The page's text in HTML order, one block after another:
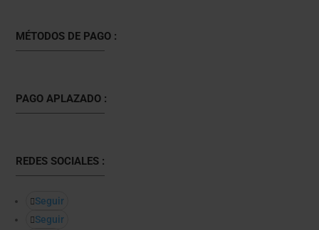
MÉTODOS DE PAGO :
PAGO APLAZADO :
REDES SOCIALES :
Seguir
Seguir